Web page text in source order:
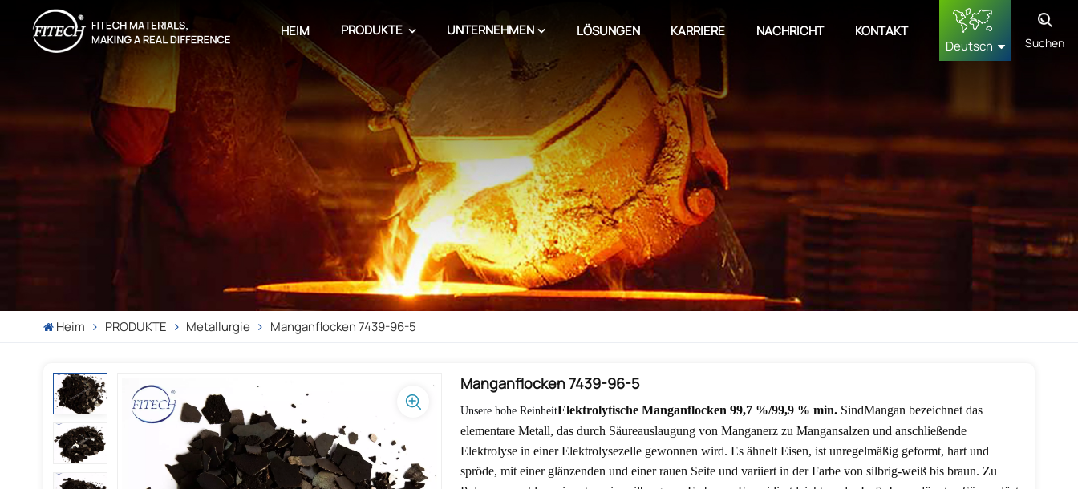
HEIM PRODUKTE UNTERNEHMEN LÖSUNGEN KARRIERE NACHRICHT
KONTAKT
Deutsch
français
Deutsch
русский
Suchen
Heim PRODUKTE Metallurgie Manganflocken 7439-96-5
Manganflocken 7439-96-5
Unsere hohe ReinheitElektrolytische Manganflocken 99,7 %/99,9 % min. SindMangan bezeichnet das
elementare Metall, das durch Säureauslaugung von Manganerz zu Mangansalzen und anschließende
Elektrolyse in einer Elektrolysezelle gewonnen wird. Es ähnelt Eisen, ist unregelmäßig geformt, hart und
spröde, mit einer glänzenden und einer rauen Seite und variiert in der Farbe von silbrig-weiß bis braun. Zu